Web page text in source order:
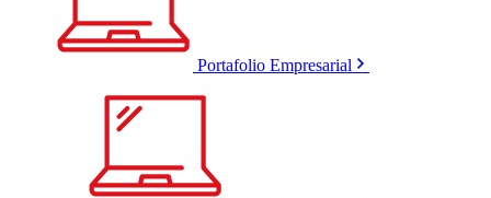
Portafolio Empresarial